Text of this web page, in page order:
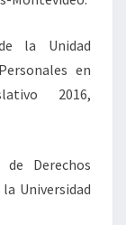
la Unidad
en
2016,
de Derechos
Universidad